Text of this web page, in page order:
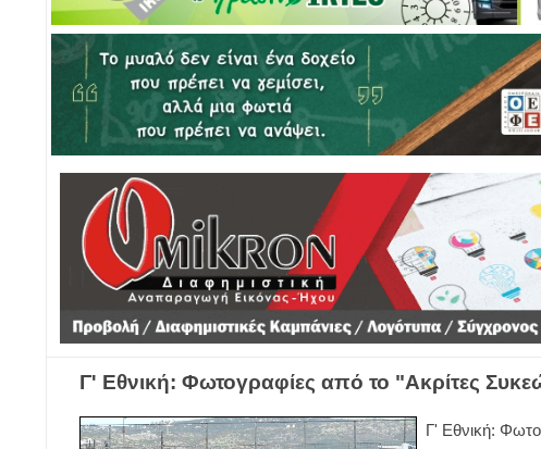
Γ' Εθνική: Φωτογραφίες από το "Ακρίτες
Γ' Εθνική: